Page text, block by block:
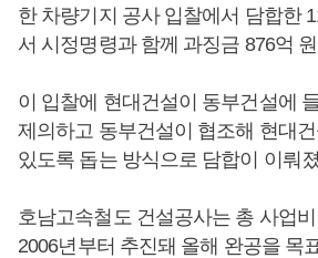
한 차량기지 공사 입찰에서 담합한
서 시정명령과 함께 과징금 876억
이 입찰에 현대건설이 동부건설에
제의하고 동부건설이 협조해 현대
있도록 돕는 방식으로 담합이 이뤄
호남고속철도 건설공사는 총 사업
2006년부터 추진돼 올해 완공을 목